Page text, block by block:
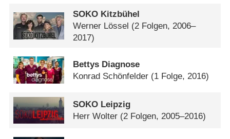
SOKO Kitzbühel
Werner Lössel (2 Folgen, 2006–
2017)
Bettys Diagnose
Konrad Schönfelder (1 Folge, 2016)
SOKO Leipzig
Herr Wolter (2 Folgen, 2005–2016)